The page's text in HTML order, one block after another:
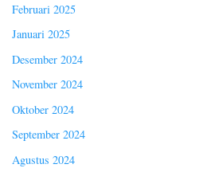
Februari 2025
Januari 2025
Desember 2024
November 2024
Oktober 2024
September 2024
Agustus 2024